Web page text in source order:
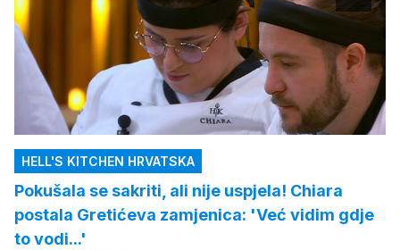
HELL'S KITCHEN HRVATSKA
Pokušala se sakriti, ali nije uspjela! Chiara
postala Gretićeva zamjenica: 'Već vidim gdje
to vodi...'